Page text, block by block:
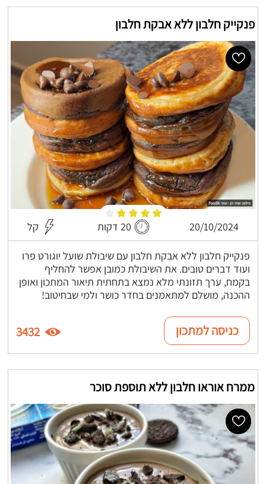
פנקייק חלבון ללא אבקת חלבון
20/10/2024 20 דקות קל
פנקייק חלבון ללא אבקת חלבון עם שיבולת שועל יוגורט פרו
ועוד דברים טובים. את השיבולת כמובן אפשר להחליף
בקמח, ערך תזונתי מלא נמצא בתחתית תיאור המתכון ואופן
ההכנה, מושלם למתאמנים בחדר כושר ולמי שבחיטוב!
כניסה למתכון 3432
ממרח אוראו חלבון ללא תוספת סוכר